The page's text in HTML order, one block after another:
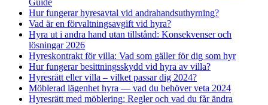
Hur fungerar hyresavtal vid andrahandsuthyrning?
Vad är en förvaltningsavgift vid hyra?
Hyra ut i andra hand utan tillstånd: Konsekvenser och
lösningar 2026
Hyreskontrakt för villa: Vad som gäller för dig som hyr
Hur fungerar besittningsskydd vid hyra av villa?
Hyresrätt eller villa – vilket passar dig 2024?
Möblerad lägenhet hyra — vad du behöver veta 2024
Hyresrätt med möblering: Regler och vad du får ändra